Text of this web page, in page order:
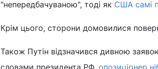
"непередбачуваною", тоді як США самі
Крім цього, сторони домовилися
Також Путін відзначився дивною
словами президента РФ, опозиціонер